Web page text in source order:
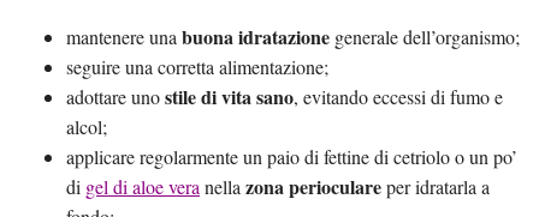
mantenere una buona idratazione generale dell’organismo;
seguire una corretta alimentazione;
adottare unostile di vita sano, evitando eccessi di fumo e
alcol;
applicare regolarmente un paio di fettine di cetriolo o un po’
di gel di aloe vera nella zona perioculareper idratarla a